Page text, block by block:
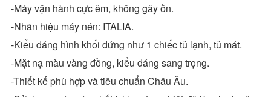
-Máy vận hành cực êm, không gây ồn.
-Nhãn hiệu máy nén: ITALIA.
-Kiểu dáng hình khối đứng như 1 chiếc tủ lạnh, tủ mát.
-Mặt nạ màu vàng đồng, kiểu dáng sang trọng.
-Thiết kế phù hợp và tiêu chuẩn Châu Âu.